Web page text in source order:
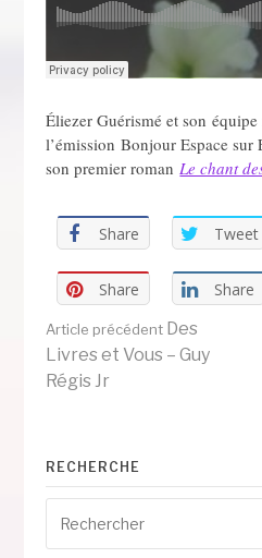
Éliezer Guérismé et son
l’émission Bonjour Espace sur
son premier romanLe chant
Share Tweet
Share Share
Lire
suite
Article précédent Des
Livres et Vous – Guy
Régis Jr
RECHERCHE
pour
: